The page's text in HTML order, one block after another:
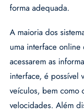
forma adequada.
A maioria dos
uma interface
acessarem as
interface, é possível
veículos, bem como
velocidades. Além